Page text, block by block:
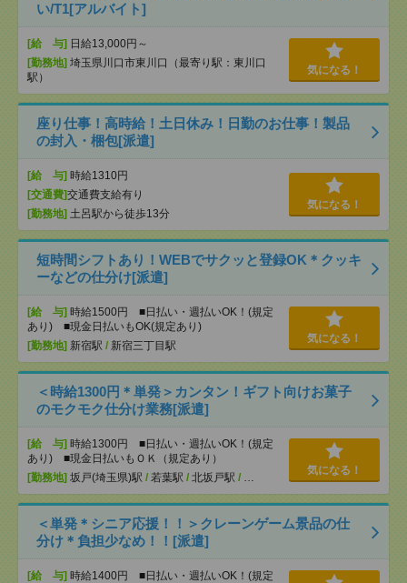
い/T1[アルバイト]
[給 与] 日給13,000円～
[勤務地] 埼玉県川口市東川口（最寄り駅：東川口
駅）
気になる！
座り仕事！高時給！土日休み！日勤のお仕事！製品
の封入・梱包[派遣]
[給 与] 時給1310円
[交通費]交通費支給有り
[勤務地] 土呂駅から徒歩13分
気になる！
短時間シフトあり！WEBでサクッと登録OK＊クッキ
ーなどの仕分け[派遣]
[給 与] 時給1500円 ■日払い・週払いOK！(規定
あり) ■現金日払いもOK(規定あり)
[勤務地] 新宿駅 / 新宿三丁目駅
気になる！
＜時給1300円＊単発＞カンタン！ギフト向けお菓子
のモクモク仕分け業務[派遣]
[給 与] 時給1300円 ■日払い・週払いOK！(規定
あり) ■現金日払いもＯＫ（規定あり）
[勤務地] 坂戸(埼玉県)駅 / 若葉駅 / 北坂戸駅 / …
気になる！
＜単発＊シニア応援！！＞クレーンゲーム景品の仕
分け＊負担少なめ！！[派遣]
[給 与] 時給1400円 ■日払い・週払いOK！(規定